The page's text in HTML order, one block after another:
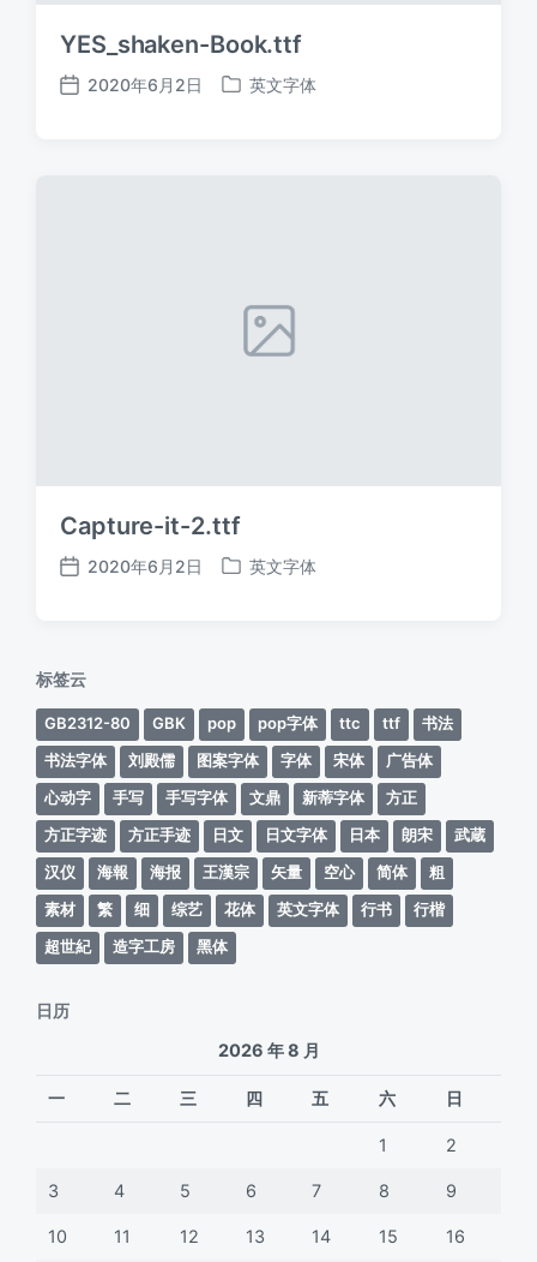
YES_shaken-Book.ttf
发
2020年6月2日
发
英文字体
Capture-it-2.ttf
发
2020年6月2日
发
英文字体
标签云
GB2312-80 GBK pop pop字体 ttc ttf
书法
书法字体
刘殿儒 图案字体 字体 宋体
广告体
心动字
手写 手写字体 文鼎 新蒂字体
方正
方正字迹
方正手迹 日文 日文字体 日本 朗宋
武蔵
汉仪
海報 海报 王漢宗 矢量 空心 简体
粗
素材
繁 细 综艺 花体 英文字体 行书
行楷
超世紀
造字工房 黑体
日历
2026 年 8 月
一 二 三 四 五 六 日
1 2
3 4 5 6 7 8 9
10 11 12 13 14 15 16